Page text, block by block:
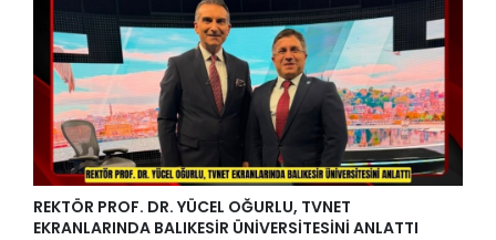
REKTÖR PROF. DR. YÜCEL OĞURLU, TVNET
EKRANLARINDA BALIKESİR ÜNİVERSİTESİNİ ANLATTI